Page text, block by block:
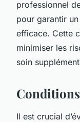
professionnel
pour garantir
efficace. Cette
minimiser les
soin
Il est crucial